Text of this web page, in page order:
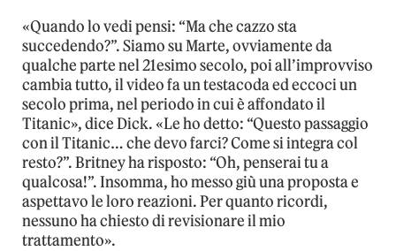
«Quando lo vedi pensi: “Ma che cazzo sta
succedendo?”. Siamo su Marte, ovviamente da
qualche parte nel 21esimo secolo, poi all’improvviso
cambia tutto, il video fa un testacoda ed eccoci un
secolo prima, nel periodo in cui è affondato il
Titanic», dice Dick. «Le ho detto: “Questo passaggio
con il Titanic… che devo farci? Come si integra col
resto?”. Britney ha risposto: “Oh, penserai tu a
qualcosa!”. Insomma, ho messo giù una proposta e
aspettavo le loro reazioni. Per quanto ricordi,
nessuno ha chiesto di revisionare il mio
trattamento».